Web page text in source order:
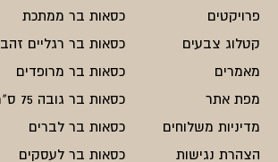
פרויקטים
קטלוג צבעים
מאמרים
מפת אתר
מדיניות משלוחים
הצהרת נגישות
כסאות בר ממתכת
כסאות בר רגליים זהב
כסאות בר מרופדים
כסאות בר גובה 75 ס"מ
כסאות בר לברים
כסאות בר לעסקים